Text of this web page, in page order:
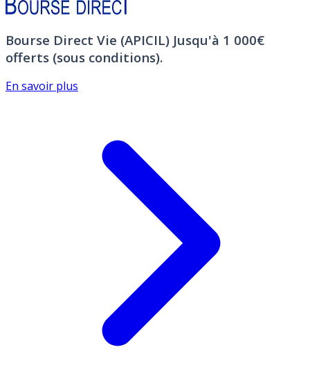
Bourse Direct Vie (APICIL) Jusqu'à 1 000€
offerts (sous conditions).
En savoir plus